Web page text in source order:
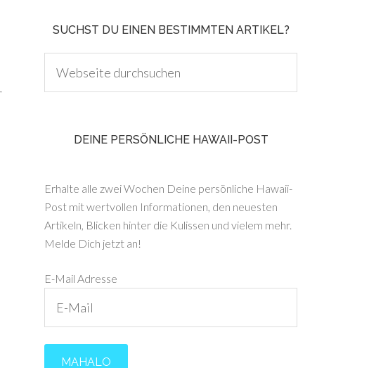
SUCHST DU EINEN BESTIMMTEN ARTIKEL?
DEINE PERSÖNLICHE HAWAII-POST
Erhalte alle zwei Wochen Deine persönliche Hawaii-
Post mit wertvollen Informationen, den neuesten
Artikeln, Blicken hinter die Kulissen und vielem mehr.
Melde Dich jetzt an!
E-Mail Adresse